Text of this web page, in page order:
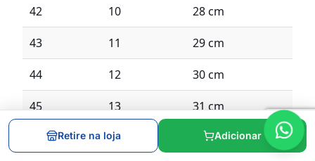
42 10 28 cm
43 11 29 cm
44 12 30 cm
45 13 31 cm
Retire na loja Adicionar